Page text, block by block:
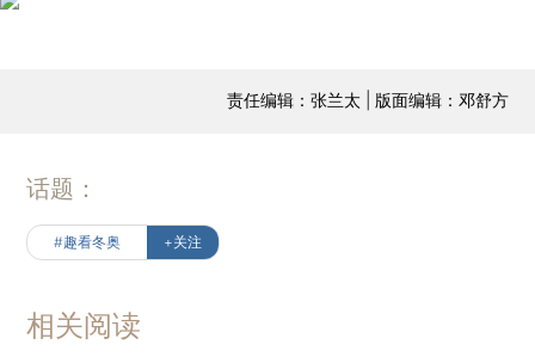
责任编辑：张兰太 | 版面编辑：邓舒方
话题：
#趣看冬奥 +关注
相关阅读